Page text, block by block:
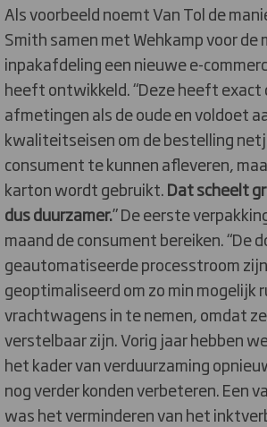
Als voorbeeld noemt Van Tol de
Smith samen met Wehkamp voor de
inpakafdeling een ​​nieuwe e-
heeft ontwikkeld. “Deze heeft
afmetingen als de oude en voldoet
kwaliteitseisen om de bestelling
consument te kunnen afleveren,
karton wordt gebruikt.Dat scheelt
dus duurzamer.” De eerste
maand de consument bereiken. “De
geautomatiseerde processtroom
geoptimaliseerd om zo min mogelijk
vrachtwagens in te nemen, omdat
verstelbaar zijn. Vorig jaar hebben
het kader van verduurzaming
nog verder konden verbeteren. Een
was het verminderen van het